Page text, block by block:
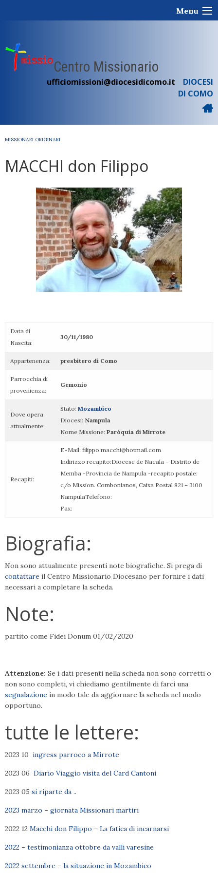
Menu
Centro Missionario
ufficiomissioni@diocesidicomo.it
DIOCESI
DI COMO
MISSIONARI ORIGINARI
MACCHI don Filippo
Data di
Nascita:
30/11/1980
Appartenenza: presbitero di Como
Parrocchia di
provenienza:
Gemonio
Dove opera
attualmente:
Stato: Mozambico
Diocesi: Nampula
Nome Missione: Paróquia di Mirrote
Recapiti:
E-Mail: filippo.macchi@hotmail.com
Indirizzo recapito:Diocese de Nacala – Distrito de
Memba -Provincia de Nampula -recapito postale:
c/o Mission. Combonianos, Caixa Postal 821 – 3100
NampulaTelefono:
Fax:
Biografia:
Non sono attualmente presenti note biografiche. Si prega di
contattare il Centro Missionario Diocesano per fornire i dati
necessari a completare la scheda.
Note:
partito come Fidei Donum 01/02/2020
Attenzione: Se i dati presenti nella scheda non sono corretti o
non sono completi, vi chiediamo gentilmente di farci una
segnalazione in modo tale da aggiornare la scheda nel modo
opportuno.
tutte le lettere:
2023 10 ingress parroco a Mirrote
2023 06 Diario Viaggio visita del Card Cantoni
2023 05 si riparte da ..
2023 marzo – giornata Missionari martiri
2022 12 Macchi don Filippo – La fatica di incarnarsi
2022 – testimonianza ottobre da valli varesine
2022 settembre – la situazione in Mozambico